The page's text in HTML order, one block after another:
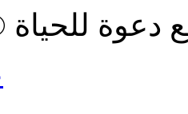
© 2005-